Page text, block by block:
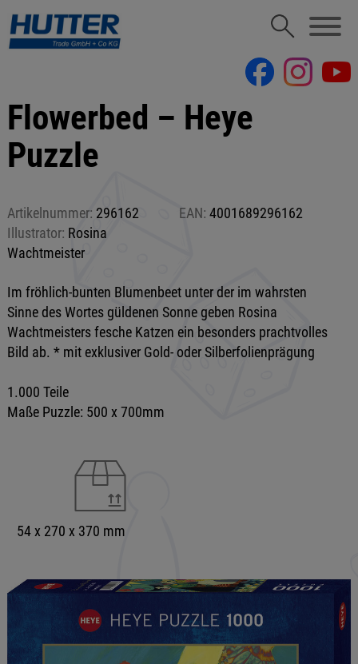
Flowerbed – Heye
Puzzle
Artikelnummer: 296162 EAN: 4001689296162
Illustrator: Rosina
Wachtmeister
Im fröhlich-bunten Blumenbeet unter der im wahrsten
Sinne des Wortes güldenen Sonne geben Rosina
Wachtmeisters fesche Katzen ein besonders prachtvolles
Bild ab. * mit exklusiver Gold- oder Silberfolienprägung
1.000 Teile
Maße Puzzle: 500 x 700mm
54 x 270 x 370 mm